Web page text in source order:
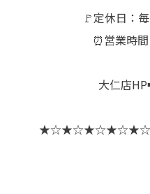
🚩定休日：
⏰営業時
大仁店